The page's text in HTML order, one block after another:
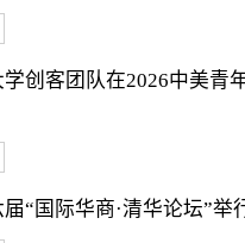
创客团队在2026中美青
“国际华商·清华论坛”举